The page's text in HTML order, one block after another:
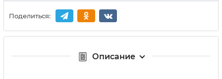
Поделиться:
Описание